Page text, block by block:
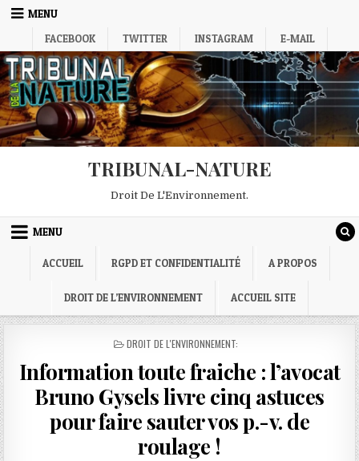
Skip
MENU
FACEBOOK
TWITTER INSTAGRAM E-MAIL
TRIBUNAL-NATURE
Droit De L'Environnement.
MENU
ACCUEIL RGPD ET CONFIDENTIALITÉ A PROPOS
DROIT DE L’ENVIRONNEMENT ACCUEIL SITE
POSTED
DROIT DE L'ENVIRONNEMENT:
Information toute fraiche : l’avocat
Bruno Gysels livre cinq astuces
pour faire sauter vos p.-v. de
roulage !